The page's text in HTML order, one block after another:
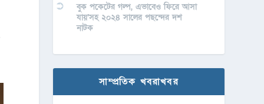
বুক পকেটের গল্প, এভাবেও ফিরে আসা
যায়’সহ ২০২৪ সালের পছন্দের দশ
নাটক
সাম্প্রতিক খবরাখবর